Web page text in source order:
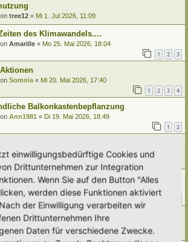
tree12 « Mi 1. Jul 2026, 11:09
des Klimawandels....
Amarille « Mo 25. Mai 2026, 18:04
1 2 3
Somnia « Mi 20. Mai 2026, 17:40
1 2 3 4
Balkonkastenbepflanzung
Ann1981 « Di 19. Mai 2026, 18:49
1 2
Amarille«Di 28. Apr 2026, 18:07
Windkraft, Energiewende etc.
Amarille
So 26. Apr 2026, 19:12
Kongress 2026
einwilligungsbedürftige Cookies und
Drittunternehmen zur Integration
Wenn Sie auf den Button "Alles
werden diese Funktionen aktiviert
der Einwilligung verarbeiten wir
Drittunternehmen Ihre
Daten für verschiedene Zwecke.